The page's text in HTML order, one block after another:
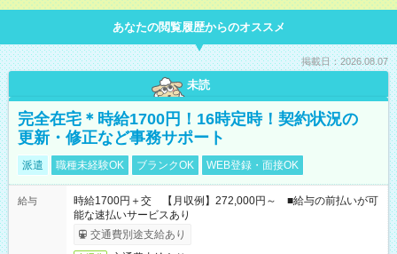
あなたの閲覧履歴からのオススメ
掲載日：2026.08.07
未読
完全在宅＊時給1700円！16時定時！契約状況の
更新・修正など事務サポート
派遣 職種未経験OK ブランクOK WEB登録・面接OK
給与
時給1700円＋交 【月収例】272,000円～ ■給与の前払いが可
能な速払いサービスあり
交通費別途支給あり